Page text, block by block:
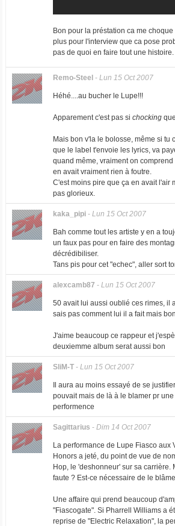
Bon pour la préstation ca me
plus pour l'interview que ca pose
pas de quoi en faire tout une histoire.
Remo-Steel - Lun 15 Oct 2007
Héhé....au bucher le Lupe!!!
Apparement c'est pas si chocking
Mais bon v'la le bolosse, même si tu
que le label t'envoie les lyrics, va
quand même, vraiment on comprend
en avait vraiment rien à foutre.
C'est moins pire que ça en avait l'air
pas glorieux.
kaka_pipi- Lun 15 Oct 2007
Bah comme tout les artiste y en a
un faux pas pour en faire des
décrédibiliser.
Tans pis pour cet "echec", aller sort
alexcamb87 - Lun 15 Oct 2007
50 avait lui aussi oublié ces rimes, il
sais pas comment lui il a fait mais
J'aime beaucoup ce rappeur et
deuxiemme album serat aussi bon
SliM-T- Lun 15 Oct 2007
Il aura au moins essayé de se
pouvait mais de là à le blamer pr
performence
Sagittarius - Dim 14 Oct 2007
La performance de Lupe Fiasco aux
Honors a jeté, du point de vue de
Hop, le 'deshonneur' sur sa carrière.
faute ? Est-ce nécessaire de le
Une affaire qui prend beaucoup
"Fiascogate". Si Pharrell Williams a
reprise de "Electric Relaxation", la